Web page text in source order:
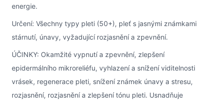
energie.
Určení: Všechny typy pleti (50+), pleť s jasnými známkami
stárnutí, únavy, vyžadující rozjasnění a zpevnění.
ÚČINKY: Okamžité vypnutí a zpevnění, zlepšení
epidermálního mikroreliéfu, vyhlazení a snížení viditelnosti
vrásek, regenerace pleti, snížení známek únavy a stresu,
rozjasnění, rozjasnění a zlepšení tónu pleti. Usnadňuje